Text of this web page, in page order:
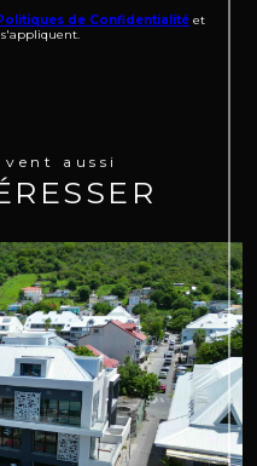
de Confidentialité et
aussi